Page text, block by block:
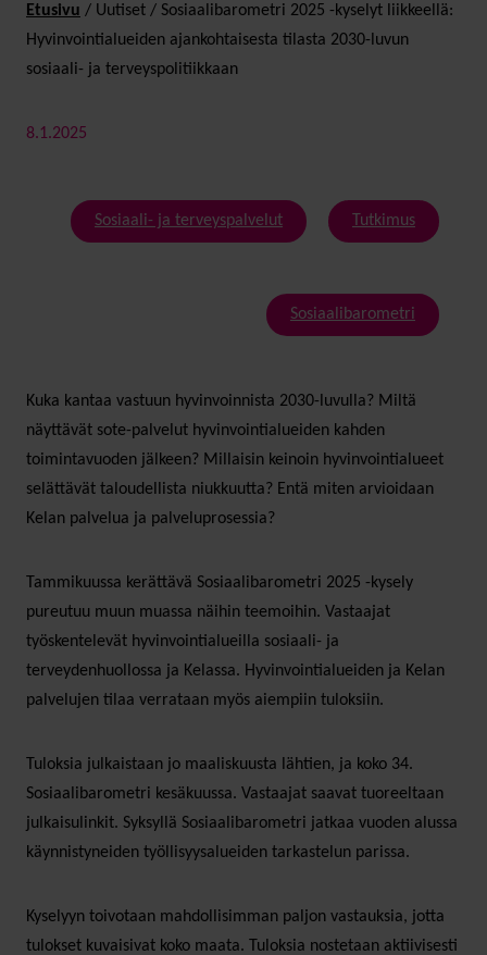
Etusivu / Uutiset / Sosiaalibarometri 2025 -kyselyt liikkeellä:
Hyvinvointialueiden ajankohtaisesta tilasta 2030-luvun
sosiaali- ja terveyspolitiikkaan
8.1.2025
Sosiaali- ja terveyspalvelut Tutkimus
Sosiaalibarometri
Kuka kantaa vastuun hyvinvoinnista 2030-luvulla? Miltä
näyttävät sote-palvelut hyvinvointialueiden kahden
toimintavuoden jälkeen? Millaisin keinoin hyvinvointialueet
selättävät taloudellista niukkuutta? Entä miten arvioidaan
Kelan palvelua ja palveluprosessia?
Tammikuussa kerättävä Sosiaalibarometri 2025 -kysely
pureutuu muun muassa näihin teemoihin. Vastaajat
työskentelevät hyvinvointialueilla sosiaali- ja
terveydenhuollossa ja Kelassa. Hyvinvointialueiden ja Kelan
palvelujen tilaa verrataan myös aiempiin tuloksiin.
Tuloksia julkaistaan jo maaliskuusta lähtien, ja koko 34.
Sosiaalibarometri kesäkuussa. Vastaajat saavat tuoreeltaan
julkaisulinkit. Syksyllä Sosiaalibarometri jatkaa vuoden alussa
käynnistyneiden työllisyysalueiden tarkastelun parissa.
Kyselyyn toivotaan mahdollisimman paljon vastauksia, jotta
tulokset kuvaisivat koko maata. Tuloksia nostetaan aktiivisesti